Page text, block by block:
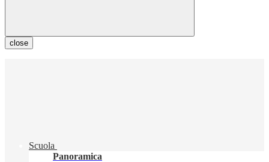
close
Scuola
Panoramica